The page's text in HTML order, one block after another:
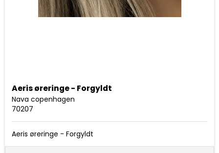
Aeris øreringe - Forgyldt
Nava copenhagen
70207
Aeris øreringe - Forgyldt